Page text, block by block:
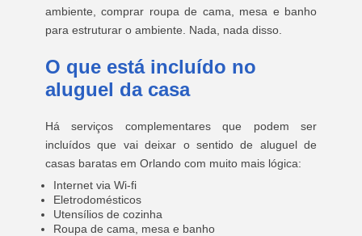
ambiente, comprar roupa de cama, mesa e banho
para estruturar o ambiente. Nada, nada disso.
O que está incluído no
aluguel da casa
Há serviços complementares que podem ser
incluídos que vai deixar o sentido de aluguel de
casas baratas em Orlando com muito mais lógica:
Internet via Wi-fi
Eletrodomésticos
Utensílios de cozinha
Roupa de cama, mesa e banho